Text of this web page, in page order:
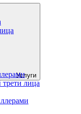
Услуги
лица